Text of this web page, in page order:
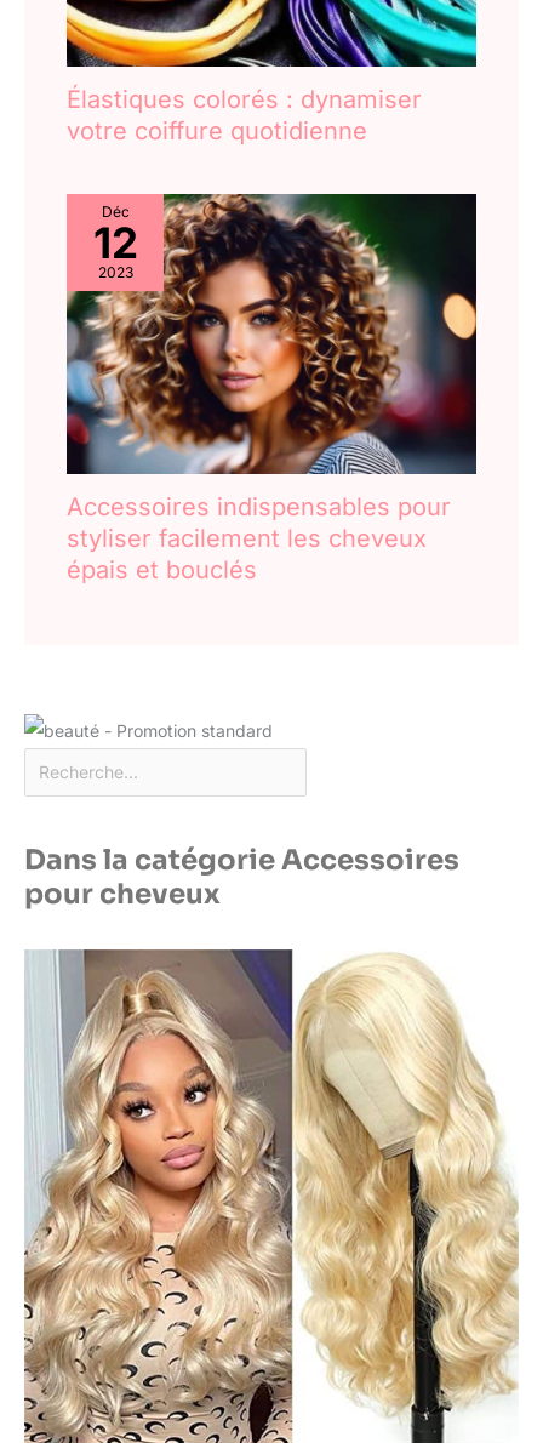
Élastiques colorés : dynamiser
votre coiffure quotidienne
Déc
12
2023
Accessoires indispensables pour
styliser facilement les cheveux
épais et bouclés
Dans la catégorie Accessoires
pour cheveux